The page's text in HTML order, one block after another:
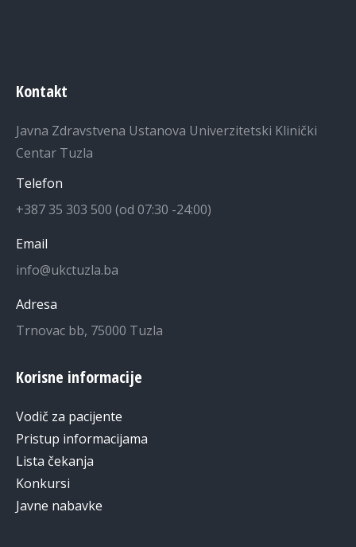
Kontakt
Javna Zdravstvena Ustanova Univerzitetski Klinički
Centar Tuzla
Telefon
+387 35 303 500 (od 07:30 -24:00)
Email
info@ukctuzla.ba
Adresa
Trnovac bb, 75000 Tuzla
Korisne informacije
Vodič za pacijente
Pristup informacijama
Lista čekanja
Konkursi
Javne nabavke